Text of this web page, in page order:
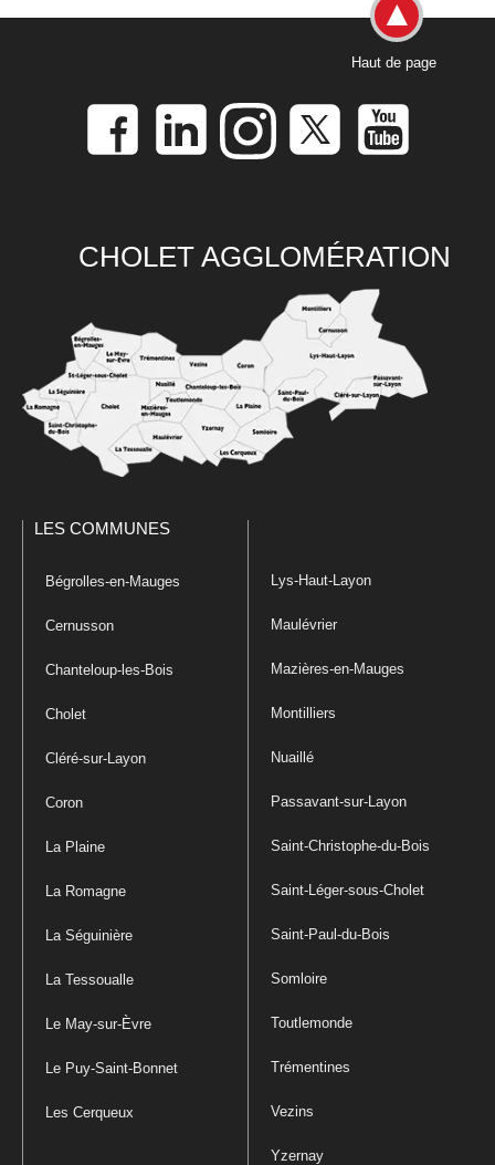
Haut de page
CHOLET AGGLOMÉRATION
LES COMMUNES
Bégrolles-en-Mauges
Cernusson
Chanteloup-les-Bois
Cholet
Cléré-sur-Layon
Coron
La Plaine
La Romagne
La Séguinière
La Tessoualle
Le May-sur-Èvre
Le Puy-Saint-Bonnet
Les Cerqueux
Lys-Haut-Layon
Maulévrier
Mazières-en-Mauges
Montilliers
Nuaillé
Passavant-sur-Layon
Saint-Christophe-du-Bois
Saint-Léger-sous-Cholet
Saint-Paul-du-Bois
Somloire
Toutlemonde
Trémentines
Vezins
Yzernay